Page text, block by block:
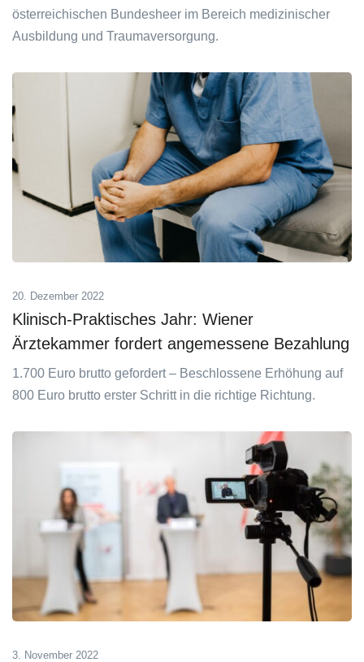
österreichischen Bundesheer im Bereich medizinischer
Ausbildung und Traumaversorgung.
20. Dezember 2022
Klinisch-Praktisches Jahr: Wiener
Ärztekammer fordert angemessene Bezahlung
1.700 Euro brutto gefordert – Beschlossene Erhöhung auf
800 Euro brutto erster Schritt in die richtige Richtung.
3. November 2022